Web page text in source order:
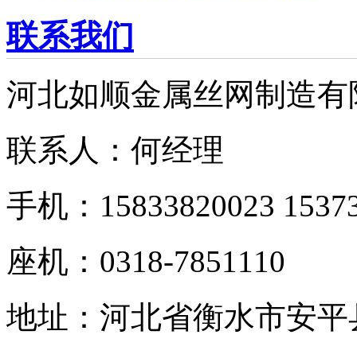
联系我们
河北如顺金属丝网制造有
联系人：何经理
手机：15833820023
座机：0318-7851110
地址：河北省衡水市安